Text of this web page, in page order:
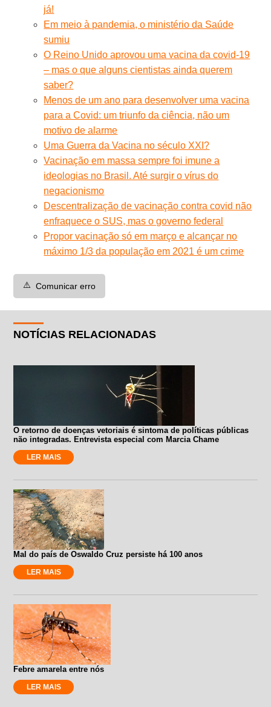
já!
Em meio à pandemia, o ministério da Saúde
sumiu
O Reino Unido aprovou uma vacina da covid-19
– mas o que alguns cientistas ainda querem
saber?
Menos de um ano para desenvolver uma vacina
para a Covid: um triunfo da ciência, não um
motivo de alarme
Uma Guerra da Vacina no século XXI?
Vacinação em massa sempre foi imune a
ideologias no Brasil. Até surgir o vírus do
negacionismo
Descentralização de vacinação contra covid não
enfraquece o SUS, mas o governo federal
Propor vacinação só em março e alcançar no
máximo 1/3 da população em 2021 é um crime
⚠️ Comunicar erro
NOTÍCIAS RELACIONADAS
O retorno de doenças vetoriais é sintoma de políticas públicas
não integradas. Entrevista especial com Marcia Chame
LER MAIS
Mal do país de Oswaldo Cruz persiste há 100 anos
LER MAIS
Febre amarela entre nós
LER MAIS